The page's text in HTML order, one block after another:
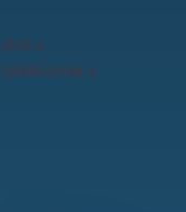
a
a